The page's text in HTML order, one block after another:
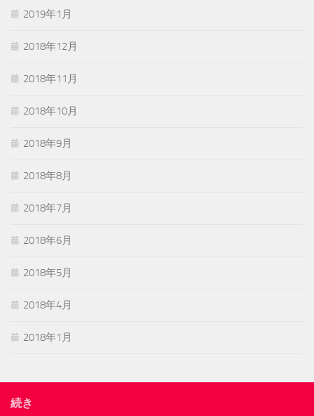
2019年1月
2018年12月
2018年11月
2018年10月
2018年9月
2018年8月
2018年7月
2018年6月
2018年5月
2018年4月
2018年1月
続き